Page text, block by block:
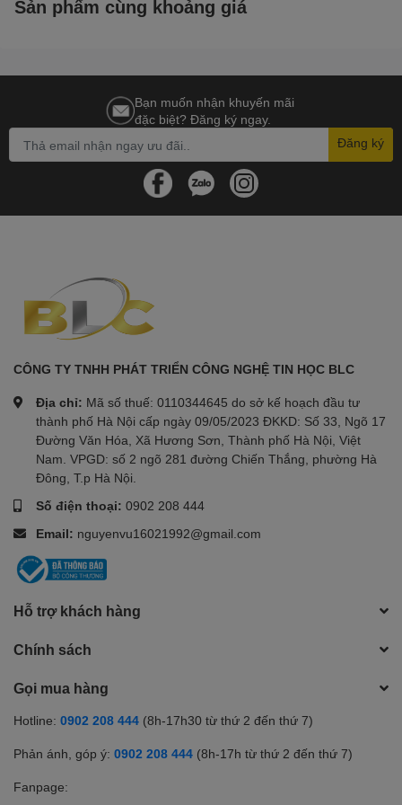
Sản phẩm cùng khoảng giá
Bạn muốn nhận khuyến mãi
đặc biệt? Đăng ký ngay.
Đăng ký
CÔNG TY TNHH PHÁT TRIỂN CÔNG NGHỆ TIN HỌC BLC
Địa chỉ: Mã số thuế: 0110344645 do sở kế hoạch đầu tư
thành phố Hà Nội cấp ngày 09/05/2023 ĐKKD: Số 33, Ngõ 17
Đường Văn Hóa, Xã Hương Sơn, Thành phố Hà Nội, Việt
Nam. VPGD: số 2 ngõ 281 đường Chiến Thắng, phường Hà
Đông, T.p Hà Nội.
Số điện thoại: 0902 208 444
Email: nguyenvu16021992@gmail.com
Hỗ trợ khách hàng
Chính sách
Gọi mua hàng
Hotline: 0902 208 444 (8h-17h30 từ thứ 2 đến thứ 7)
Phản ánh, góp ý: 0902 208 444 (8h-17h từ thứ 2 đến thứ 7)
Fanpage: